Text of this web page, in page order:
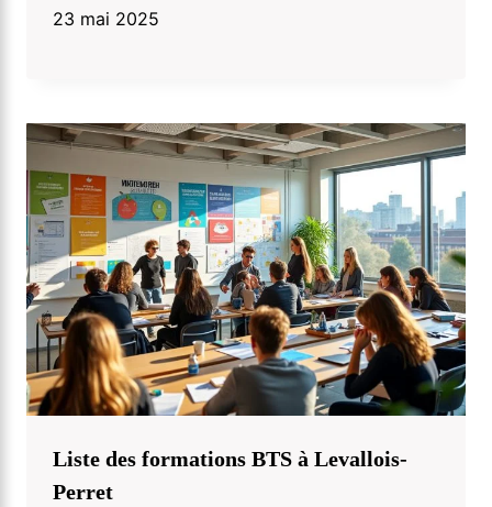
23 mai 2025
Liste des formations BTS à Levallois-
Perret